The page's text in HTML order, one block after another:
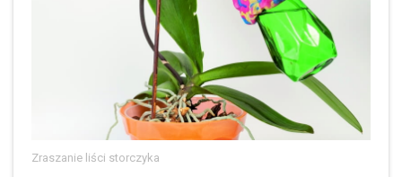
Zraszanie liści storczyka